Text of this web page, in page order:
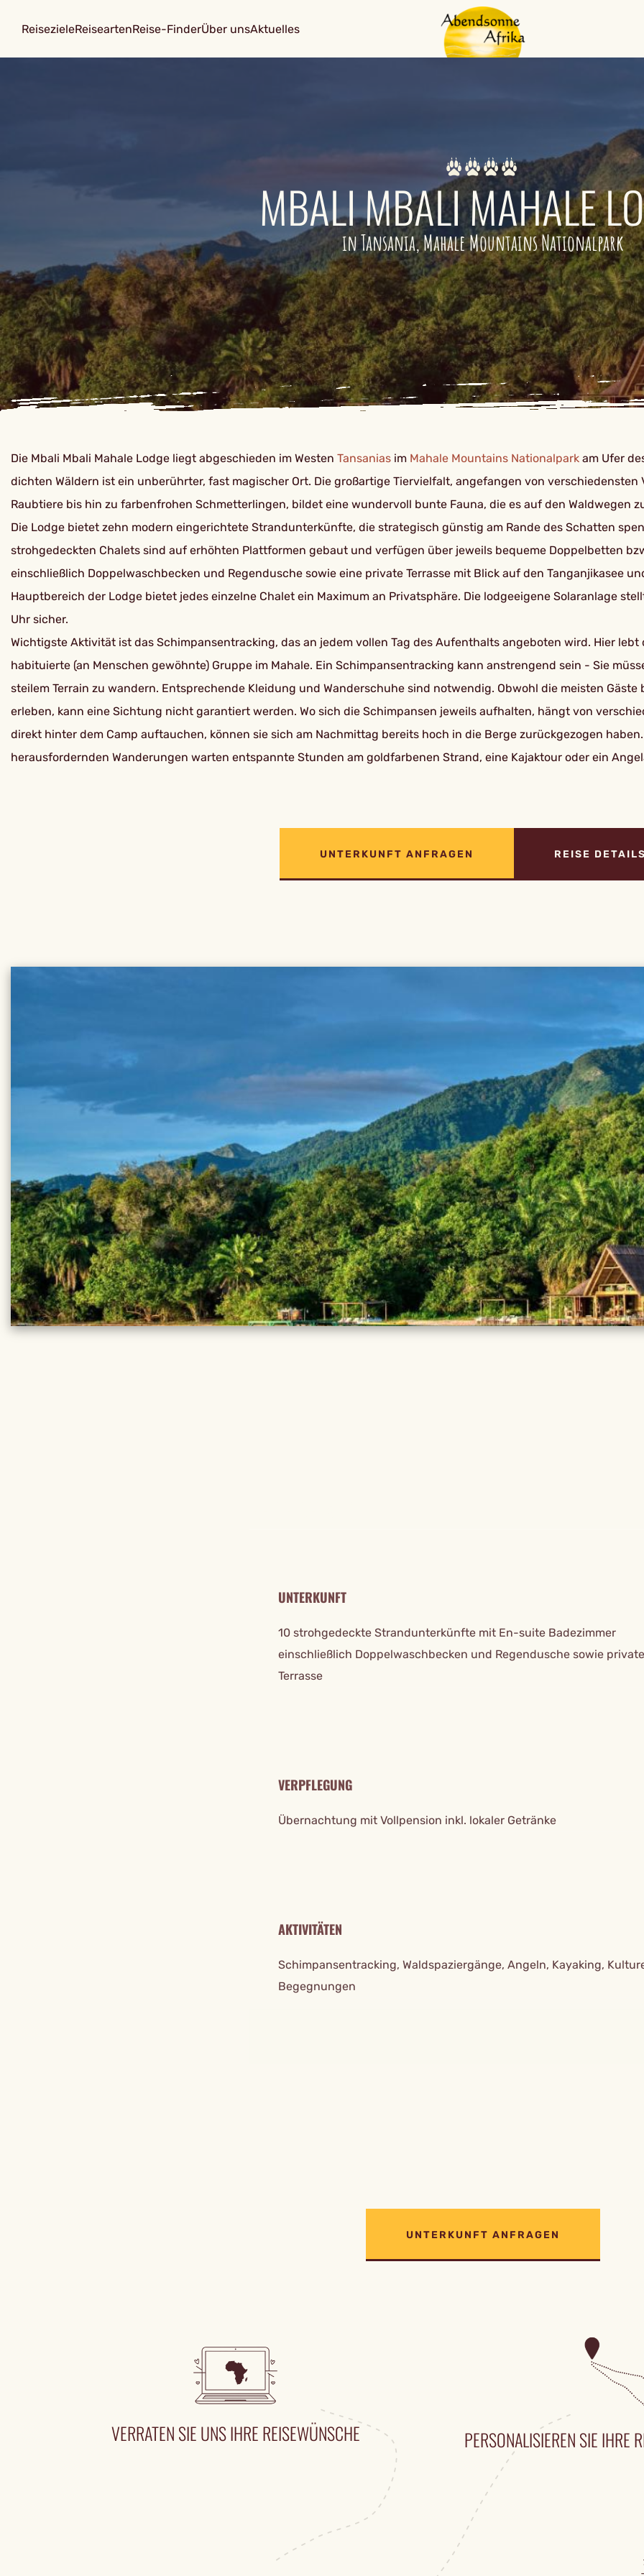
ReisezieleReiseartenReise-FinderÜber unsAktuelles
MBALI MBALI MAHALE
in Tansania, Mahale Mountains Nationalpark
Die Mbali Mbali Mahale Lodge liegt abgeschieden im Westen Tansanias im Mahale Mountains Nationalpark am Ufer
dichten Wäldern ist ein unberührter, fast magischer Ort. Die großartige Tiervielfalt, angefangen von
Raubtiere bis hin zu farbenfrohen Schmetterlingen, bildet eine wundervoll bunte Fauna, die es auf den Waldwegen
Die Lodge bietet zehn modern eingerichtete Strandunterkünfte, die strategisch günstig am Rande des Schatten
strohgedeckten Chalets sind auf erhöhten Plattformen gebaut und verfügen über jeweils bequeme Doppelbetten
einschließlich Doppelwaschbecken und Regendusche sowie eine private Terrasse mit Blick auf den Tanganjikasee
Hauptbereich der Lodge bietet jedes einzelne Chalet ein Maximum an Privatsphäre. Die lodgeeigene Solaranlage
Uhr sicher.
Wichtigste Aktivität ist das Schimpansentracking, das an jedem vollen Tag des Aufenthalts angeboten wird. Hier lebt
habituierte (an Menschen gewöhnte) Gruppe im Mahale. Ein Schimpansentracking kann anstrengend sein - Sie
steilem Terrain zu wandern. Entsprechende Kleidung und Wanderschuhe sind notwendig. Obwohl die meisten
erleben, kann eine Sichtung nicht garantiert werden. Wo sich die Schimpansen jeweils aufhalten, hängt von
direkt hinter dem Camp auftauchen, können sie sich am Nachmittag bereits hoch in die Berge zurückgezogen
herausfordernden Wanderungen warten entspannte Stunden am goldfarbenen Strand, eine Kajaktour oder ein
UNTERKUNFT ANFRAGEN REISE
UNTERKUNFT
10 strohgedeckte Strandunterkünfte mit En-suite Badezimmer
einschließlich Doppelwaschbecken und Regendusche sowie
Terrasse
VERPFLEGUNG
Übernachtung mit Vollpension inkl. lokaler Getränke
AKTIVITÄTEN
Schimpansentracking, Waldspaziergänge, Angeln, Kayaking,
Begegnungen
UNTERKUNFT ANFRAGEN
VERRATEN SIE UNS IHRE REISEWÜNSCHE PERSONALISIEREN SIE IHRE